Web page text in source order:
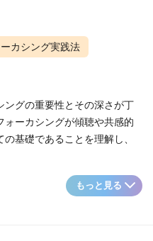
カシング実践法
ングの重要性とその深さが丁
ーカシングが傾聴や共感的
基礎であることを理解し、
もっと見る